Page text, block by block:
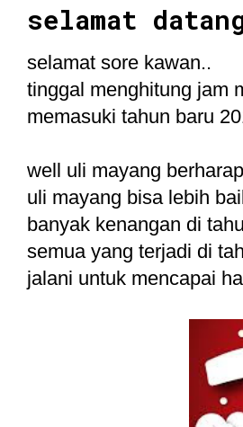
selamat
selamat sore kawan..
tinggal menghitung jam
memasuki tahun baru
well uli mayang
uli mayang bisa lebih
banyak kenangan di
semua yang terjadi di
jalani untuk mencapai